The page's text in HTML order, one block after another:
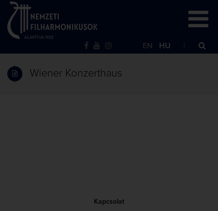
EN HU
Wiener Konzerthaus
Kapcsolat